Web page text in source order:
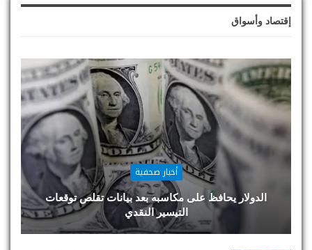
إقتصاد وأسواق
أخبار صحفية
الدولار يحافظ على مكاسبه بعد بيانات تقلص توقعات
التيسير النقدي